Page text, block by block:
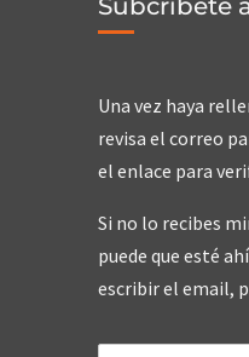
Subcríbete
Una vez haya
revisa el correo
el enlace para
Si no lo recibes
puede que esté
escribir el email,